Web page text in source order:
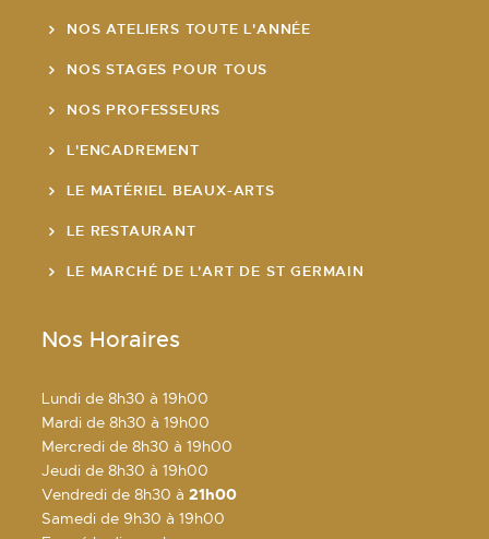
NOS ATELIERS TOUTE L'ANNÉE
NOS STAGES POUR TOUS
NOS PROFESSEURS
L'ENCADREMENT
LE MATÉRIEL BEAUX-ARTS
LE RESTAURANT
LE MARCHÉ DE L'ART DE ST GERMAIN
Nos Horaires
Lundi de 8h30 à 19h00
Mardi de 8h30 à 19h00
Mercredi de 8h30 à 19h00
Jeudi de 8h30 à 19h00
Vendredi de 8h30 à 21h00
Samedi de 9h30 à 19h00